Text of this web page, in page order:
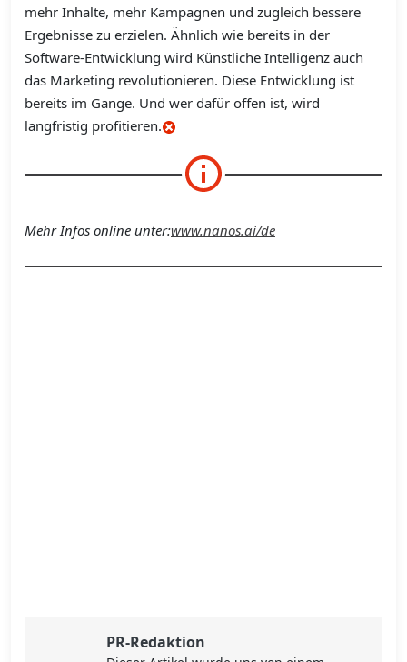
mehr Inhalte, mehr Kampagnen und zugleich bessere
Ergebnisse zu erzielen. Ähnlich wie bereits in der
Software-Entwicklung wird Künstliche Intelligenz auch
das Marketing revolutionieren. Diese Entwicklung ist
bereits im Gange. Und wer dafür offen ist, wird
langfristig profitieren.
Mehr Infos online unter:www.nanos.ai/de
PR-Redaktion